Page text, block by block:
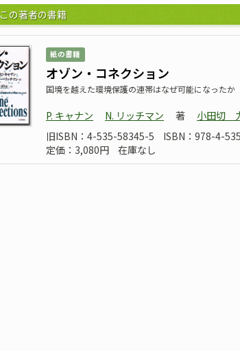
この著者の書籍
紙の書籍
オゾン・コネクション
国境を越えた環境保護の連帯はなぜ可能になったか
P. キャナン N. リッチマン 著 小田切
旧ISBN：4-535-58345-5
ISBN：978-4-
定価：3,080円
在庫なし